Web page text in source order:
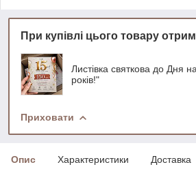
При купівлі цього товару
Листівка святкова до Дня
років!"
Приховати
Опис Характеристики Доставка